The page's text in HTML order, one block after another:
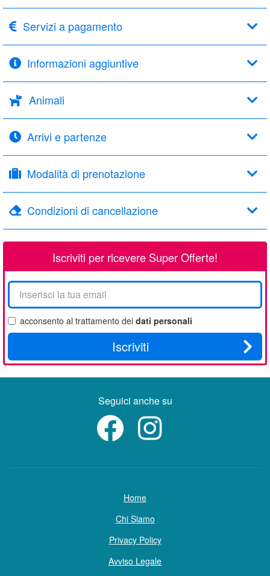
Servizi a pagamento
Informazioni aggiuntive
Animali
Arrivi e partenze
Modalità di prenotazione
Condizioni di cancellazione
Iscriviti per ricevere Super Offerte!
La
tua
email
acconsento al trattamento dei dati personali
Iscriviti
Seguici anche su
Home
Chi Siamo
Privacy Policy
Avviso Legale